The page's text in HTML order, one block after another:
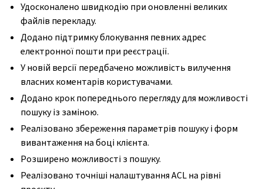
Удосконалено швидкодію при оновленні великих
файлів перекладу.
Додано підтримку блокування певних адрес
електронної пошти при реєстрації.
У новій версії передбачено можливість вилучення
власних коментарів користувачами.
Додано крок попереднього перегляду для можливості
пошуку із заміною.
Реалізовано збереження параметрів пошуку і форм
вивантаження на боці клієнта.
Розширено можливості з пошуку.
Реалізовано точніші налаштування ACL на рівні